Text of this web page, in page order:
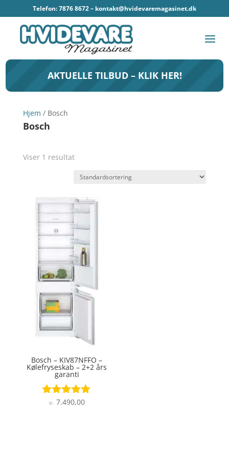
Telefon: 7876 8672 – kontakt@hvidevaremagasinet.dk
AKTUELLE TILBUD – KLIK HER!
Hjem / Bosch
Bosch
Viser 1 resultat
Bosch – KIV87NFFO –
Kølefryseskab – 2+2 års
garanti
Vurderet
kr.7.490,00